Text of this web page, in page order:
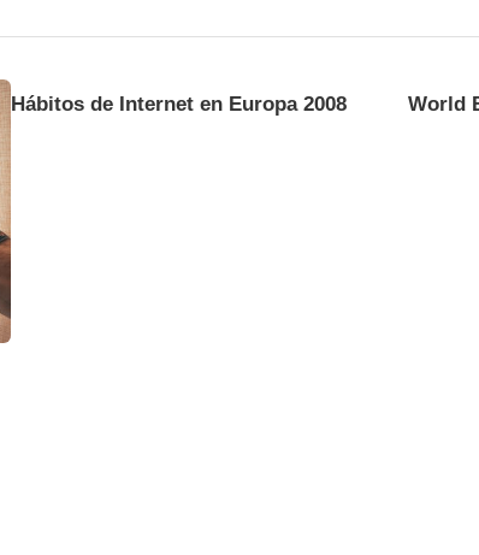
Hábitos de Internet en Europa 2008 World